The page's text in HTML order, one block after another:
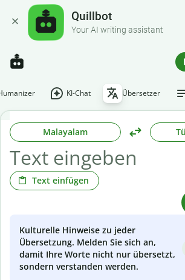
Quillbot
Your AI writing assistant
KI-Chat Übersetzer
Malayalam
Text einfügen
Kulturelle Hinweise zu jeder
Übersetzung. Melden Sie sich an,
damit Ihre Worte nicht nur übersetzt,
sondern verstanden werden.